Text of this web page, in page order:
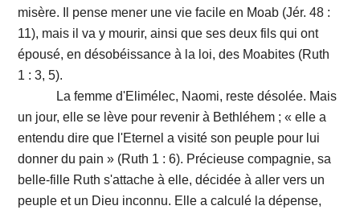
misère. Il pense mener une vie facile en Moab (Jér. 48 :
11), mais il va y mourir, ainsi que ses deux fils qui ont
épousé, en désobéissance à la loi, des Moabites (Ruth
1 : 3, 5).
La femme d'Elimélec, Naomi, reste désolée. Mais
un jour, elle se lève pour revenir à Bethléhem ; « elle a
entendu dire que l'Eternel a visité son peuple pour lui
donner du pain » (Ruth 1 : 6). Précieuse compagnie, sa
belle-fille Ruth s'attache à elle, décidée à aller vers un
peuple et un Dieu inconnu. Elle a calculé la dépense,